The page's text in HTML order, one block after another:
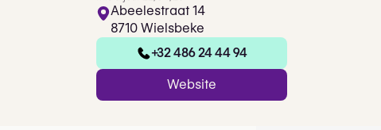
Abeelestraat 14
8710 Wielsbeke
+32 486 24 44 94
Website